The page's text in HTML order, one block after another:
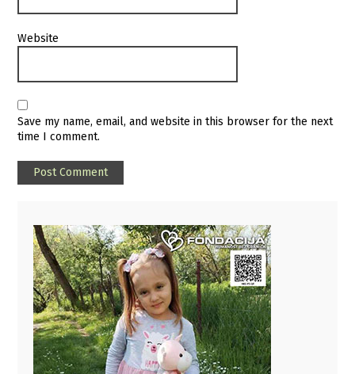
Website
Save my name, email, and website in this browser for the next
time I comment.